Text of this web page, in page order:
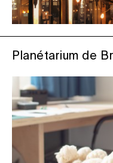
Planétarium de